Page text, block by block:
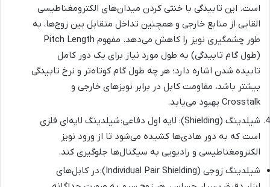
است. این تابیدگی با خنثی کردن میدان‌های الکترومغناطیسی
القایی از منابع خارجی و همچنین تداخل متقابل بین زوج‌ها، به
طور چشمگیری نویز را کاهش می‌دهد. مفهوم Pitch Length
(طول گام تابیدگی) به طول مورد نیاز برای یک دور کامل
تابیده شدن اشاره دارد؛ هر چه طول گام کوتاه‌تر و نرخ تابیدگی
بیشتر باشد، مقاومت کابل در برابر نویزهای خارجی و
Crosstalk بهبود می‌یابد.
شیلدینگ (Shielding): لایه اول دفاعی: شیلدینگ لایه‌ای فلزی
است که به دور هادی‌ها کشیده می‌شود تا از ورود نویز
الکترومغناطیسی و رادیویی به سیگنال‌ها جلوگیری کند.
شیلدینگ زوجی (Individual Pair Shielding): در کابل‌های